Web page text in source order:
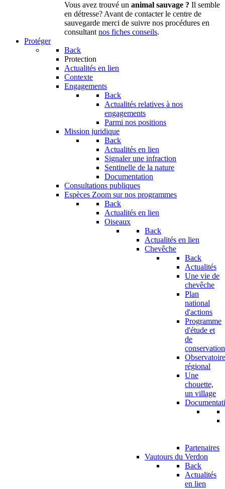
Vous avez trouvé un animal sauvage ? Il semble
en détresse? Avant de contacter le centre de
sauvegarde merci de suivre nos procédures en
consultantnos fiches conseils.
Protéger
Back
Protection
Actualités en lien
Contexte
Engagements
Back
Actualités relatives à nos
engagements
Parmi nos positions
Mission juridique
Back
Actualités en lien
Signaler une infraction
Sentinelle de la nature
Documentation
Consultations publiques
Espèces Zoom sur nos programmes
Back
Actualités en lien
Oiseaux
Back
Actualités en lien
Chevêche
Back
Actualités
Une vie de
chevêche
Plan
national
d'actions
Programme
d'étude et
de
conservation
Observatoire
régional
Une
chouette,
un village
Partenaires
Vautours du Verdon
Back
Actualités
en lien